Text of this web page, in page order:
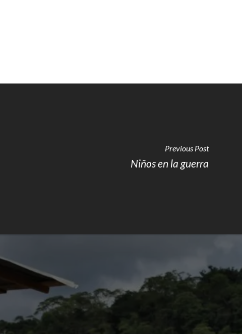
Previous Post
Niños en la guerra